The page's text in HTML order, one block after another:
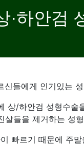
·하안검
들에게 인기있는 성
상/하안검 성형수
들을 제거하는 성
빠르기 때문에 주